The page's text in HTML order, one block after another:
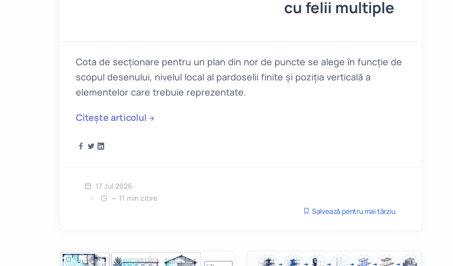
cu felii multiple
Cota de secționare pentru un plan din nor de puncte se alege în funcție de
scopul desenului, nivelul local al pardoselii finite și poziția verticală a
elementelor care trebuie reprezentate.
Citește articolul
17 Jul 2026
~ 11 min citire
Salvează pentru mai târziu